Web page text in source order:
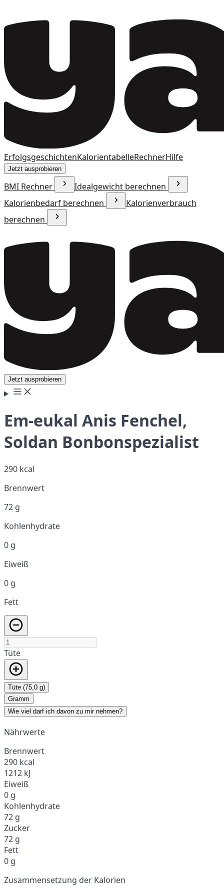
ErfolgsgeschichtenKalorientabelleRechnerHilfe
Jetzt ausprobieren
BMI Rechner
Idealgewicht berechnen
Kalorienbedarf berechnen
Kalorienverbrauch
berechnen
Jetzt ausprobieren
Em-eukal Anis Fenchel,
Soldan Bonbonspezialist
290 kcal
Brennwert
72 g
Kohlenhydrate
0 g
Eiweiß
0 g
Fett
Tüte
Tüte (75,0 g)
Gramm
Wie viel darf ich davon zu mir nehmen?
Nährwerte
Brennwert
290 kcal
1212 kJ
Eiweiß
0 g
Kohlenhydrate
72 g
Zucker
72 g
Fett
0 g
Zusammensetzung der Kalorien